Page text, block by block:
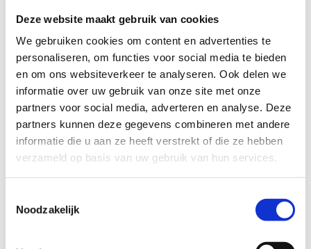
Deze website maakt gebruik van cookies
We gebruiken cookies om content en advertenties te
personaliseren, om functies voor social media te bieden
en om ons websiteverkeer te analyseren. Ook delen we
informatie over uw gebruik van onze site met onze
partners voor social media, adverteren en analyse. Deze
partners kunnen deze gegevens combineren met andere
informatie die u aan ze heeft verstrekt of die ze hebben
verzameld op basis van uw gebruik van hun services.
Noodzakelijk
licht zwaar
TECHNISCHE MOEILIJKHEIDSGRAAD
moeilijk
BEWEGWIJZERING
slecht
TIP:ontbrekende signalisatie kan je melden via het